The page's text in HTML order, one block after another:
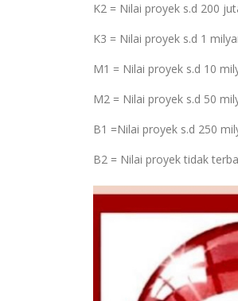
K2 = Nilai proyek s.d 200
K3 = Nilai proyek s.d 1
M1 = Nilai proyek s.d 10
M2 = Nilai proyek s.d 50
B1 =Nilai proyek s.d 250
B2 = Nilai proyek tidak